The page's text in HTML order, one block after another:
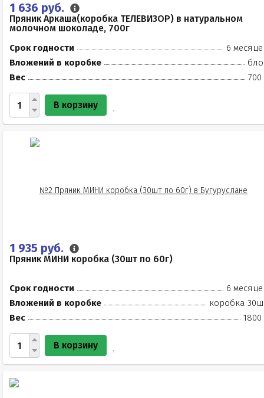
1 636 руб.
Пряник Аркаша(коробка ТЕЛЕВИЗОР) в натуральном
молочном шоколаде, 700г
Срок годности
6
Вложений в коробке
Вес
700
В корзину
1 935 руб.
Пряник МИНИ коробка (30шт по 60г)
Срок годности
6
Вложений в коробке
коробка
Вес
1800
В корзину